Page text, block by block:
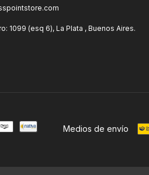
1099 (esq 6), La Plata , Buenos Aires.
Medios de envío